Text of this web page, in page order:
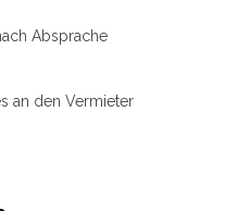
Absprache
an den Vermieter